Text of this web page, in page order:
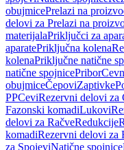
obujmicePrelazi na
delovi za Prelazi na
materijalaPriključci za
aparatePriključna kolena
kolenaPriključne natične
natične spojnicePribor
obujmiceČepoviZaptivke
PPCeviRezervni delovi za
Fazonski komadiLukovi
delovi za RačveRedukcije
komadiRezervni delovi za
za SpojeviNatične spojnice